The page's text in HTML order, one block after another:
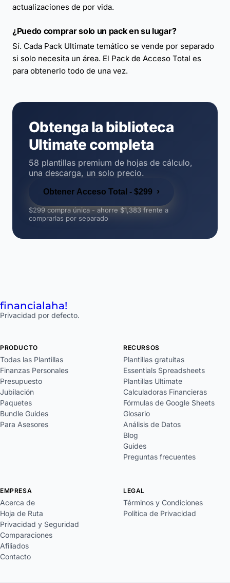
actualizaciones de por vida.
¿Puedo comprar solo un pack en su lugar?
Sí. Cada Pack Ultimate temático se vende por separado
si solo necesita un área. El Pack de Acceso Total es
para obtenerlo todo de una vez.
Obtenga la biblioteca
Ultimate completa
58 plantillas premium de hojas de cálculo,
una descarga, un solo precio.
Obtener Acceso Total - $299 ›
$299 compra única - ahorre $1,383 frente a
comprarlas por separado
financialaha!
Privacidad por defecto.
PRODUCTO
Todas las Plantillas
Finanzas Personales
Presupuesto
Jubilación
Paquetes
Bundle Guides
Para Asesores
RECURSOS
Plantillas gratuitas
Essentials Spreadsheets
Plantillas Ultimate
Calculadoras Financieras
Fórmulas de Google Sheets
Glosario
Análisis de Datos
Blog
Guides
Preguntas frecuentes
EMPRESA
Acerca de
Hoja de Ruta
Privacidad y Seguridad
Comparaciones
Afiliados
Contacto
LEGAL
Términos y Condiciones
Política de Privacidad